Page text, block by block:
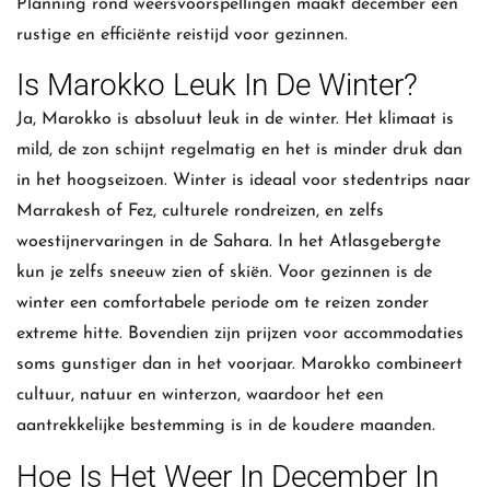
Planning rond weersvoorspellingen maakt december een
rustige en efficiënte reistijd voor gezinnen.
Is Marokko Leuk In De Winter?
Ja, Marokko is absoluut leuk in de winter. Het klimaat is
mild, de zon schijnt regelmatig en het is minder druk dan
in het hoogseizoen. Winter is ideaal voor stedentrips naar
Marrakesh of Fez, culturele rondreizen, en zelfs
woestijnervaringen in de Sahara. In het Atlasgebergte
kun je zelfs sneeuw zien of skiën. Voor gezinnen is de
winter een comfortabele periode om te reizen zonder
extreme hitte. Bovendien zijn prijzen voor accommodaties
soms gunstiger dan in het voorjaar. Marokko combineert
cultuur, natuur en winterzon, waardoor het een
aantrekkelijke bestemming is in de koudere maanden.
Hoe Is Het Weer In December In